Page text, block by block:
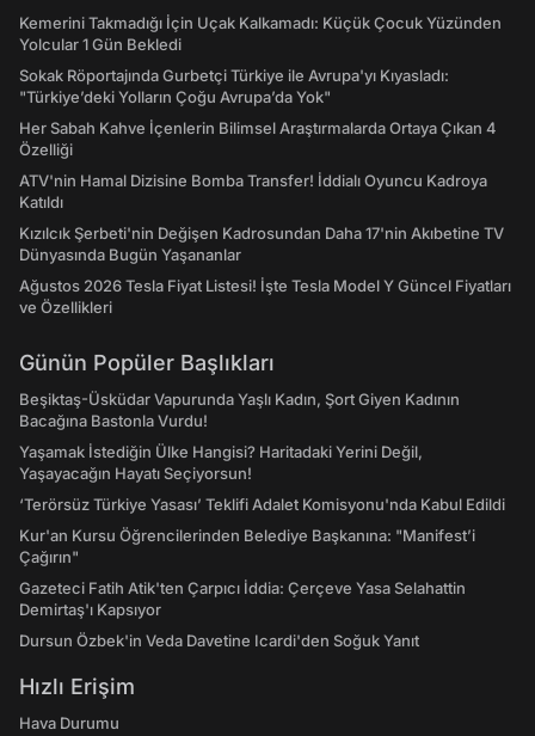
Kemerini Takmadığı İçin Uçak Kalkamadı: Küçük Çocuk Yüzünden
Yolcular 1 Gün Bekledi
Sokak Röportajında Gurbetçi Türkiye ile Avrupa'yı Kıyasladı:
"Türkiye’deki Yolların Çoğu Avrupa’da Yok"
Her Sabah Kahve İçenlerin Bilimsel Araştırmalarda Ortaya Çıkan 4
Özelliği
ATV'nin Hamal Dizisine Bomba Transfer! İddialı Oyuncu Kadroya
Katıldı
Kızılcık Şerbeti'nin Değişen Kadrosundan Daha 17'nin Akıbetine TV
Dünyasında Bugün Yaşananlar
Ağustos 2026 Tesla Fiyat Listesi! İşte Tesla Model Y Güncel Fiyatları
ve Özellikleri
Günün Popüler Başlıkları
Beşiktaş-Üsküdar Vapurunda Yaşlı Kadın, Şort Giyen Kadının
Bacağına Bastonla Vurdu!
Yaşamak İstediğin Ülke Hangisi? Haritadaki Yerini Değil,
Yaşayacağın Hayatı Seçiyorsun!
‘Terörsüz Türkiye Yasası’ Teklifi Adalet Komisyonu'nda Kabul Edildi
Kur'an Kursu Öğrencilerinden Belediye Başkanına: "Manifest’i
Çağırın"
Gazeteci Fatih Atik'ten Çarpıcı İddia: Çerçeve Yasa Selahattin
Demirtaş'ı Kapsıyor
Dursun Özbek'in Veda Davetine Icardi'den Soğuk Yanıt
Hızlı Erişim
Hava Durumu